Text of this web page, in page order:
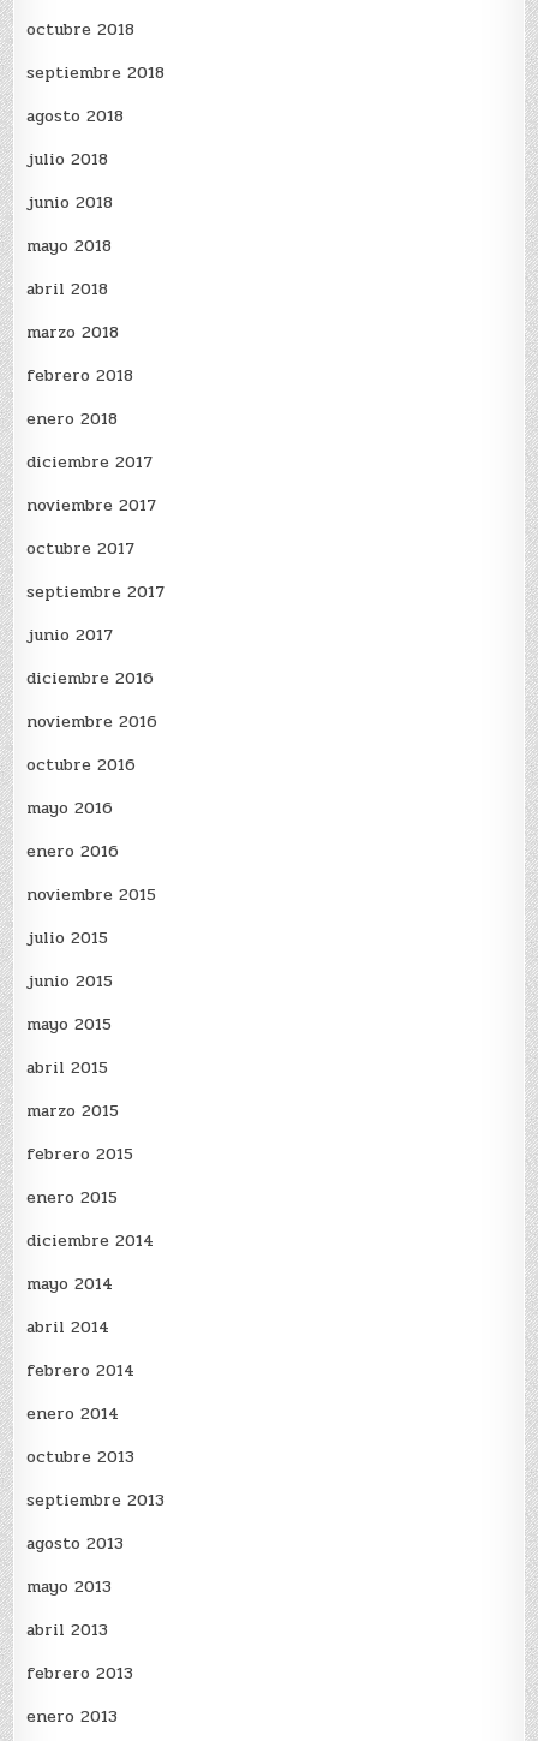
octubre 2018
septiembre 2018
agosto 2018
julio 2018
junio 2018
mayo 2018
abril 2018
marzo 2018
febrero 2018
enero 2018
diciembre 2017
noviembre 2017
octubre 2017
septiembre 2017
junio 2017
diciembre 2016
noviembre 2016
octubre 2016
mayo 2016
enero 2016
noviembre 2015
julio 2015
junio 2015
mayo 2015
abril 2015
marzo 2015
febrero 2015
enero 2015
diciembre 2014
mayo 2014
abril 2014
febrero 2014
enero 2014
octubre 2013
septiembre 2013
agosto 2013
mayo 2013
abril 2013
febrero 2013
enero 2013